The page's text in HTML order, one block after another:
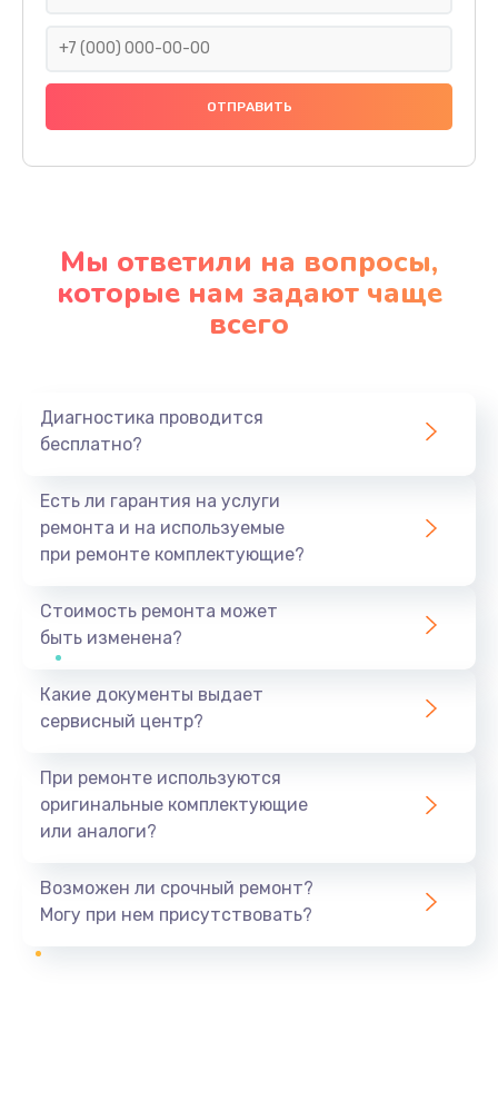
Мы ответили на вопросы,
которые нам задают чаще
всего
Диагностика проводится
бесплатно?
Есть ли гарантия на услуги
ремонта и на используемые
при ремонте комплектующие?
Стоимость ремонта может
быть изменена?
Какие документы выдает
сервисный центр?
При ремонте используются
оригинальные комплектующие
или аналоги?
Возможен ли срочный ремонт?
Могу при нем присутствовать?